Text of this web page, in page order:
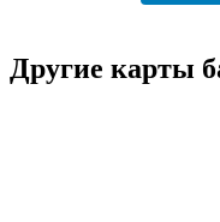
Другие карты